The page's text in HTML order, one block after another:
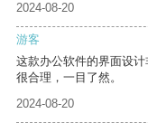
2024-08-20
游客
这款办公软件的界面设
很合理，一目了然。
2024-08-20